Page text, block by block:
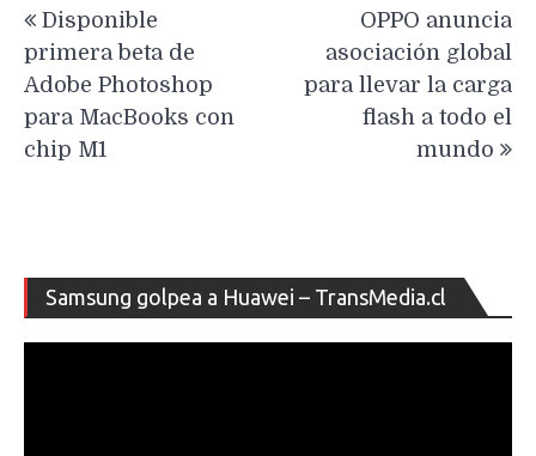
de
entradas
Disponible
primera beta de
Adobe Photoshop
para MacBooks con
chip M1
OPPO anuncia
asociación global
para llevar la carga
flash a todo el
mundo
Samsung golpea a Huawei – TransMedia.cl
de